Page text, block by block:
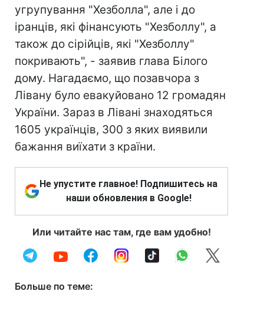
угрупування "Хезболла", але і до
іранців, які фінансують "Хезболлу", а
також до сірійців, які "Хезболлу"
покривають", - заявив глава Білого
дому. Нагадаємо, що позавчора з
Лівану було евакуйовано 12 громадян
України. Зараз в Лівані знаходяться
1605 українців, 300 з яких виявили
бажання виїхати з країни.
Не упустите главное! Подпишитесь на
наши обновления в Google!
Или читайте нас там, где вам удобно!
Больше по теме: